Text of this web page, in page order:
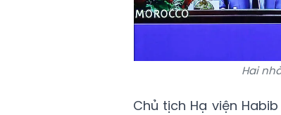
Hai
Chủ tịch Hạ viện